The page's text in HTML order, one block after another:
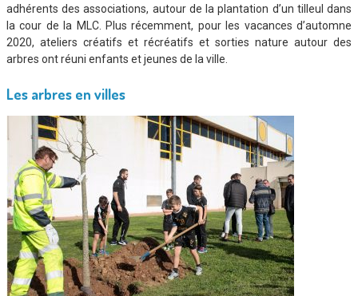
adhérents des associations, autour de la plantation d’un tilleul dans
la cour de la MLC. Plus récemment, pour les vacances d’automne
2020, ateliers créatifs et récréatifs et sorties nature autour des
arbres ont réuni enfants et jeunes de la ville.
Les arbres en villes